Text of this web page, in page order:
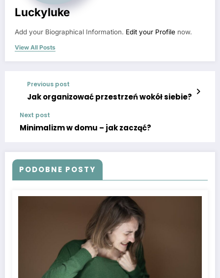
Luckyluke
Add your Biographical Information. Edit your Profile now.
View All Posts
Previous post
Jak organizować przestrzeń wokół siebie?
Next post
Minimalizm w domu – jak zacząć?
PODOBNE POSTY